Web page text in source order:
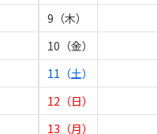
9（木）
10（金）
11（土）
12（日）
13（月）